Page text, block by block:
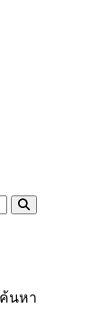
นหา